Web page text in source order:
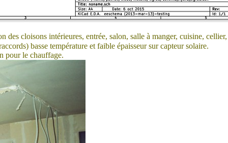
des cloisons intérieures, entrée, salon, salle à manger, cuisine,
basse température et faible épaisseur sur capteur solaire.
pour le chauffage.